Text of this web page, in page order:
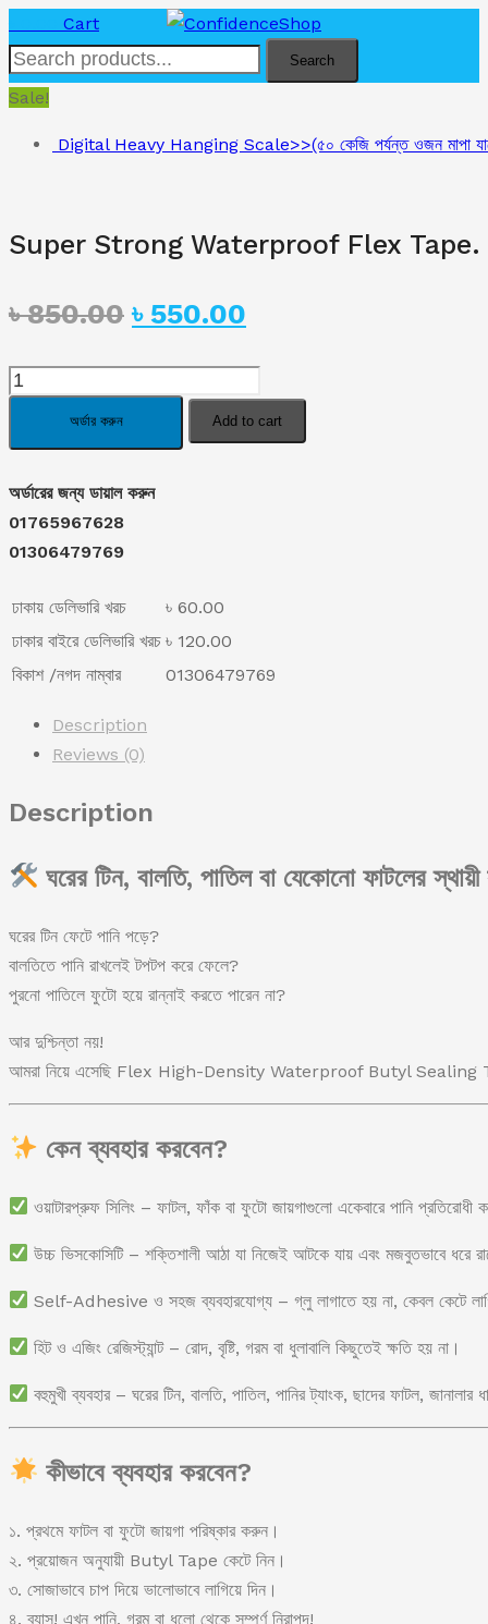
Cart
Search
Sale!
Digital Heavy Hanging Scale>>(৫০ কেজি পর্যন্ত ওজন মাপা
Super Strong Waterproof Flex Tape.
৳850.00 Original
price
was:
৳ 850.00.
৳ 550.00
price
is:
Super
Tape.
quantity
অর্ডার করুন Add to cart
অর্ডারের জন্য ডায়াল করুন
01765967628
01306479769
ঢাকায় ডেলিভারি খরচ
৳ 60.00
ঢাকার বাইরে ডেলিভারি খরচ ৳ 120.00
বিকাশ /নগদ নাম্বার
01306479769
Description
Reviews (0)
Description
ঘরের টিন, বালতি, পাতিল বা যেকোনো ফাটলের
ঘরের টিন ফেটে পানি পড়ে?
বালতিতে পানি রাখলেই টপটপ করে ফেলে?
পুরনো পাতিলে ফুটো হয়ে রান্নাই করতে পারেন না?
আর দুশ্চিন্তা নয়!
আমরা নিয়ে এসেছি Flex High-Density Waterproof Butyl Sealing Tape,
কেন ব্যবহার করবেন?
ওয়াটারপ্রুফ সিলিং – ফাটল, ফাঁক বা ফুটো জায়গাগুলো একেবারে পানি প্রতিরোধী
উচ্চ ভিসকোসিটি– শক্তিশালী আঠা যা নিজেই আটকে যায় এবং মজবুতভাবে ধরে
Self-Adhesive ও সহজ ব্যবহারযোগ্য – গ্লু লাগাতে হয় না, কেবল কেটে
হিট ও এজিং রেজিস্ট্যান্ট– রোদ, বৃষ্টি, গরম বা ধুলাবালি কিছুতেই ক্ষতি হয় না।
বহুমুখী ব্যবহার– ঘরের টিন, বালতি, পাতিল, পানির ট্যাংক, ছাদের ফাটল,
কীভাবে ব্যবহার করবেন?
১. প্রথমে ফাটল বা ফুটো জায়গা পরিষ্কার করুন।
২. প্রয়োজন অনুযায়ী Butyl Tape কেটে নিন।
৩. সোজাভাবে চাপ দিয়ে ভালোভাবে লাগিয়ে দিন।
৪. ব্যাস! এখন পানি, গরম বা ধুলো থেকে সম্পূর্ণ নিরাপদ!